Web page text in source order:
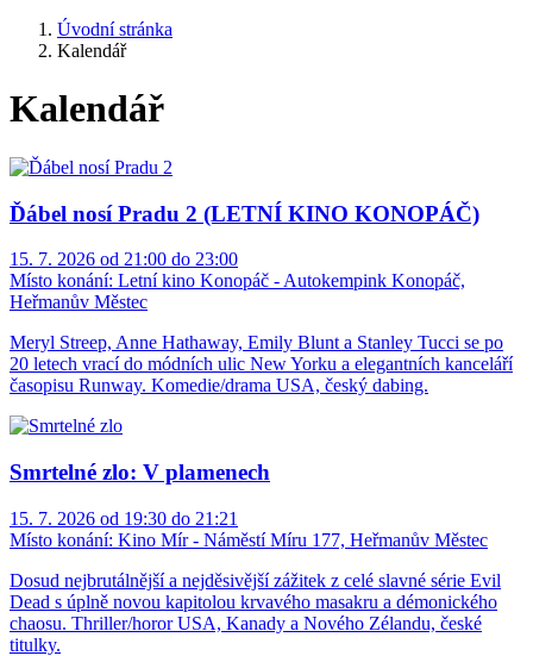
Úvodní stránka
Kalendář
Kalendář
Ďábel nosí Pradu 2 (LETNÍ KINO KONOPÁČ)
15. 7. 2026 od 21:00 do 23:00
Místo konání: Letní kino Konopáč - Autokempink Konopáč,
Heřmanův Městec
Meryl Streep, Anne Hathaway, Emily Blunt a Stanley Tucci se po
20 letech vrací do módních ulic New Yorku a elegantních kanceláří
časopisu Runway. Komedie/drama USA, český dabing.
Smrtelné zlo: V plamenech
15. 7. 2026 od 19:30 do 21:21
Místo konání: Kino Mír - Náměstí Míru 177, Heřmanův Městec
Dosud nejbrutálnější a nejděsivější zážitek z celé slavné série Evil
Dead s úplně novou kapitolou krvavého masakru a démonického
chaosu. Thriller/horor USA, Kanady a Nového Zélandu, české
titulky.